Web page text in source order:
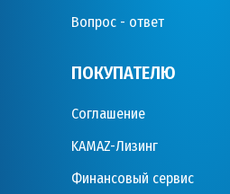
Вопрос - ответ
ПОКУПАТЕЛЮ
Соглашение
KAMAZ-Лизинг
Финансовый сервис